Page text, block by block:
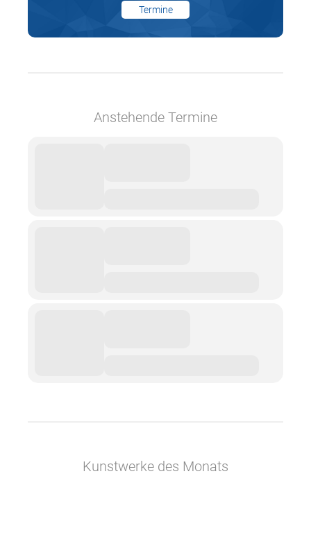
Termine
Anstehende Termine
Kunstwerke des Monats